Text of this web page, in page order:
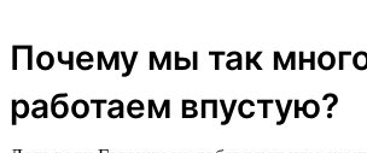
Почему мы так
работаем впустую?